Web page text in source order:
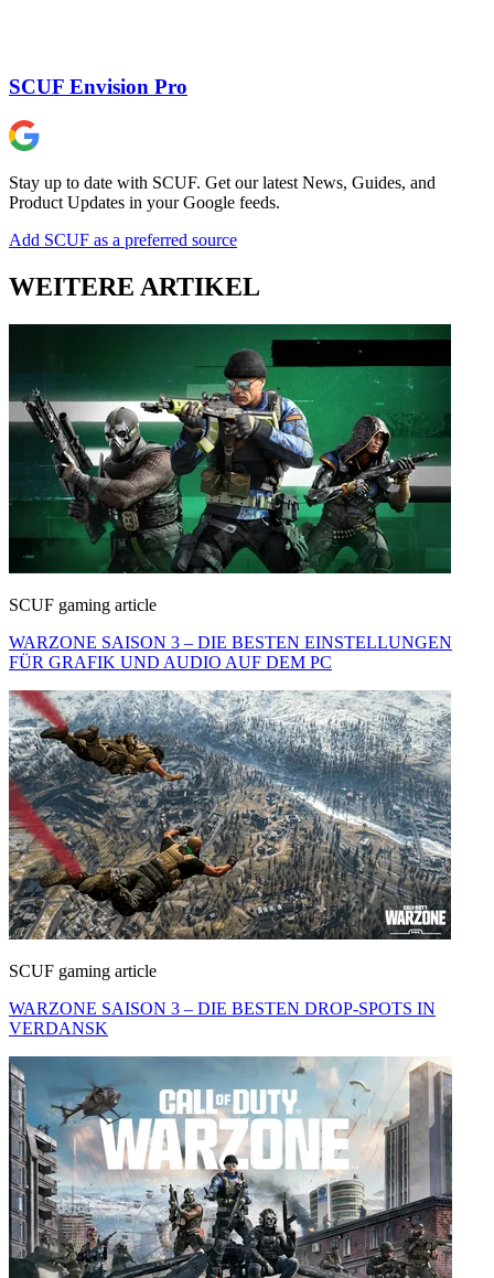
SCUF Envision Pro
Stay up to date with SCUF. Get our latest News, Guides, and
Product Updates in your Google feeds.
Add SCUF as a preferred source
WEITERE ARTIKEL
SCUF gaming article
WARZONE SAISON 3 – DIE BESTEN EINSTELLUNGEN
FÜR GRAFIK UND AUDIO AUF DEM PC
SCUF gaming article
WARZONE SAISON 3 – DIE BESTEN DROP-SPOTS IN
VERDANSK